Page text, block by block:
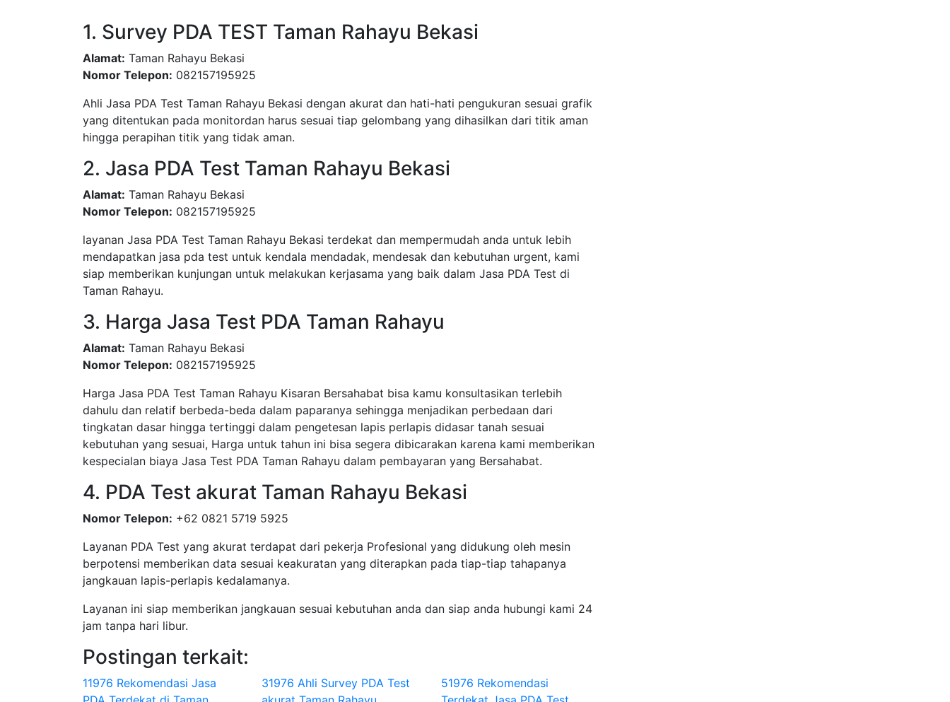
1. Survey PDA TEST Taman Rahayu Bekasi
Alamat: Taman Rahayu Bekasi
Nomor Telepon: 082157195925
Ahli Jasa PDA Test Taman Rahayu Bekasi dengan akurat dan hati-hati pengukuran sesuai grafik
yang ditentukan pada monitordan harus sesuai tiap gelombang yang dihasilkan dari titik aman
hingga perapihan titik yang tidak aman.
2. Jasa PDA Test Taman Rahayu Bekasi
Alamat: Taman Rahayu Bekasi
Nomor Telepon: 082157195925
layanan Jasa PDA Test Taman Rahayu Bekasi terdekat dan mempermudah anda untuk lebih
mendapatkan jasa pda test untuk kendala mendadak, mendesak dan kebutuhan urgent, kami
siap memberikan kunjungan untuk melakukan kerjasama yang baik dalam Jasa PDA Test di
Taman Rahayu.
3. Harga Jasa Test PDA Taman Rahayu
Alamat: Taman Rahayu Bekasi
Nomor Telepon: 082157195925
Harga Jasa PDA Test Taman Rahayu Kisaran Bersahabat bisa kamu konsultasikan terlebih
dahulu dan relatif berbeda-beda dalam paparanya sehingga menjadikan perbedaan dari
tingkatan dasar hingga tertinggi dalam pengetesan lapis perlapis didasar tanah sesuai
kebutuhan yang sesuai, Harga untuk tahun ini bisa segera dibicarakan karena kami memberikan
kespecialan biaya Jasa Test PDA Taman Rahayu dalam pembayaran yang Bersahabat.
4. PDA Test akurat Taman Rahayu Bekasi
Nomor Telepon: +62 0821 5719 5925
Layanan PDA Test yang akurat terdapat dari pekerja Profesional yang didukung oleh mesin
berpotensi memberikan data sesuai keakuratan yang diterapkan pada tiap-tiap tahapanya
jangkauan lapis-perlapis kedalamanya.
Layanan ini siap memberikan jangkauan sesuai kebutuhan anda dan siap anda hubungi kami 24
jam tanpa hari libur.
Postingan terkait:
11976 Rekomendasi Jasa
31976 Ahli Survey PDA Test
51976 Rekomendasi